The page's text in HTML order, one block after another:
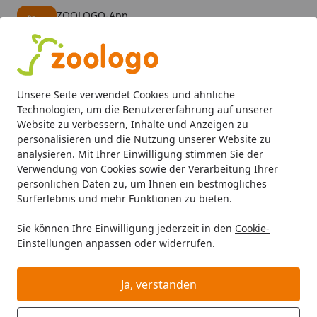
Unsere Seite verwendet Cookies und ähnliche
Technologien, um die Benutzererfahrung auf unserer
Website zu verbessern, Inhalte und Anzeigen zu
personalisieren und die Nutzung unserer Website zu
analysieren. Mit Ihrer Einwilligung stimmen Sie der
Verwendung von Cookies sowie der Verarbeitung Ihrer
persönlichen Daten zu, um Ihnen ein bestmögliches
Surferlebnis und mehr Funktionen zu bieten.
Sie können Ihre Einwilligung jederzeit in den Cookie-
Einstellungen anpassen oder widerrufen.
Ja, verstanden
ZOOLOGO-App
Alle Produkte
Mein Konto
Suchen
Startseite
Katze Katzenfutter Snacks Mixpakete
Edgard&Coooper Snack-Mix
Crunchies, Pillows & Rolls